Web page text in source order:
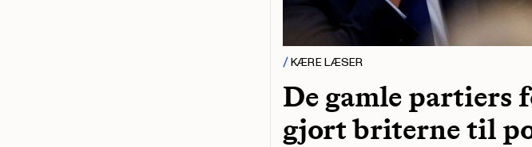
KÆRE LÆSER
De gamle partiers
gjort briterne til